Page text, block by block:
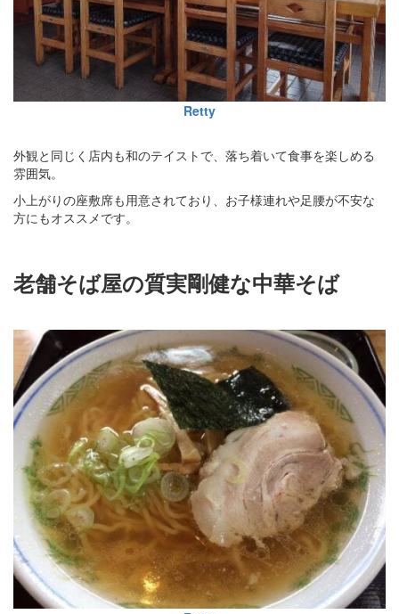
Retty
外観と同じく店内も和のテイストで、落ち着いて食事を楽しめる
雰囲気。
小上がりの座敷席も用意されており、お子様連れや足腰が不安な
方にもオススメです。
老舗そば屋の質実剛健な中華そば